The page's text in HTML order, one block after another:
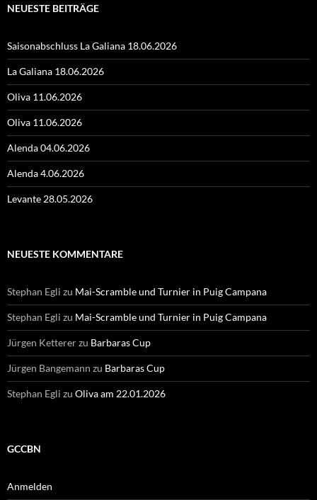
NEUESTE BEITRÄGE
Saisonabschluss La Galiana 18.06.2026
La Galiana 18.06.2026
Oliva 11.06.2026
Oliva 11.06.2026
Alenda 04.06.2026
Alenda 4.06.2026
Levante 28.05.2026
NEUESTE KOMMENTARE
Stephan Egli zu Mai-Scramble und Turnier in Puig Campana
Stephan Egli zu Mai-Scramble und Turnier in Puig Campana
Jürgen Kettererzu Barbaras Cup
Jürgen Bangemann zu Barbaras Cup
Stephan Egli zu Oliva am 22.01.2026
GCCBN
Anmelden